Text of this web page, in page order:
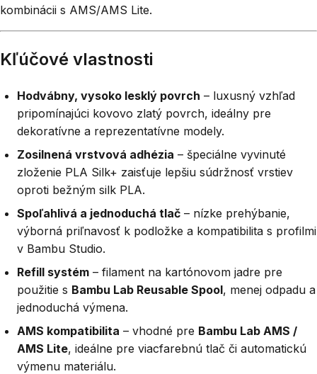
kombinácii s AMS/AMS Lite.
Kľúčové vlastnosti
Hodvábny, vysoko lesklý povrch – luxusný vzhľad
pripomínajúci kovovo zlatý povrch, ideálny pre
dekoratívne a reprezentatívne modely.
Zosilnená vrstvová adhézia – špeciálne vyvinuté
zloženie PLA Silk+ zaisťuje lepšiu súdržnosť vrstiev
oproti bežným silk PLA.
Spoľahlivá a jednoduchá tlač – nízke prehýbanie,
výborná priľnavosť k podložke a kompatibilita s profilmi
v Bambu Studio.
Refill systém – filament na kartónovom jadre pre
použitie s Bambu Lab Reusable Spool, menej odpadu a
jednoduchá výmena.
AMS kompatibilita – vhodné pre Bambu Lab AMS /
AMS Lite, ideálne pre viacfarebnú tlač či automatickú
výmenu materiálu.